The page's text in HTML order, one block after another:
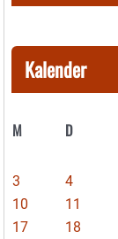
Kalender
M D
3
4
10
11
17
18